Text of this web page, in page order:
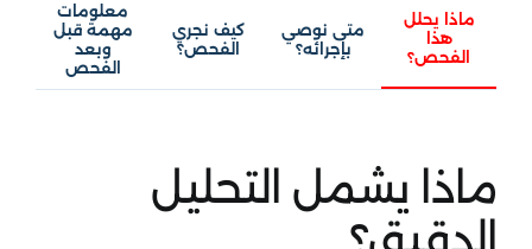
ماذا يحلل
هذا
الفحص؟
متى نوصي
بإجرائه؟
كيف نجري
الفحص؟
معلومات
مهمة قبل
وبعد
الفحص
ماذا يشمل التحليل